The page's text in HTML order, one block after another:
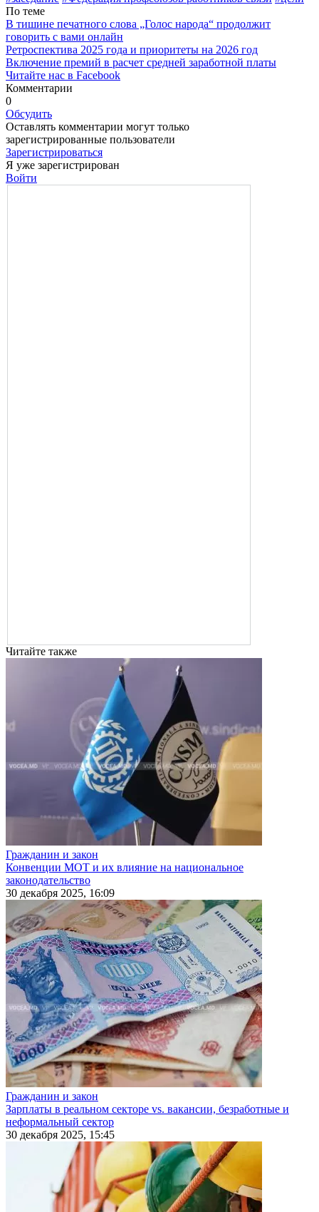
По теме
В тишине печатного слова „Голос народа“ продолжит
говорить с вами онлайн
Ретроспектива 2025 года и приоритеты на 2026 год
Включение премий в расчет средней заработной платы
Читайте нас в Facebook
Комментарии
0
Обсудить
Оставлять комментарии могут только
зарегистрированные пользователи
Зарегистрироваться
Я уже зарегистрирован
Войти
Читайте также
Гражданин и закон
Конвенции МОТ и их влияние на национальное
законодательство
30 декабря 2025, 16:09
Гражданин и закон
Зарплаты в реальном секторе vs. вакансии, безработные и
неформальный сектор
30 декабря 2025, 15:45